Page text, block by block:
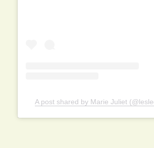
A post shared by Marie Juliet